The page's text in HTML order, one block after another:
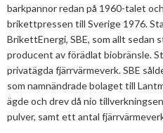
barkpannor redan på 1960-talet
brikettpressen till Sverige 1976.
BrikettEnergi, SBE, som allt
producent av förädlat biobränsle.
privatägda fjärrvärmeverk. SBE
som namnändrade bolaget till
ägde och drev då nio
pulver, samt ett antal